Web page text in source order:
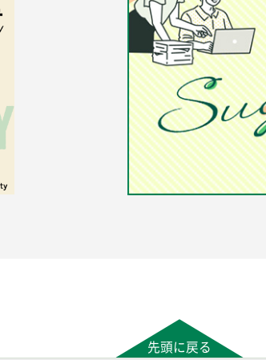
先頭に戻る